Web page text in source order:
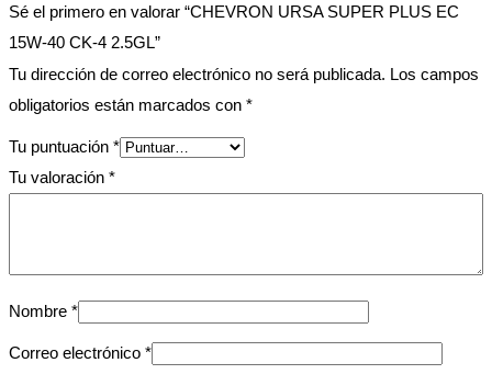
Sé el primero en valorar “CHEVRON URSA SUPER PLUS EC
15W-40 CK-4 2.5GL”
Tu dirección de correo electrónico no será publicada. Los campos
obligatorios están marcados con *
Tu puntuación *
Tu valoración *
Nombre *
Correo electrónico *